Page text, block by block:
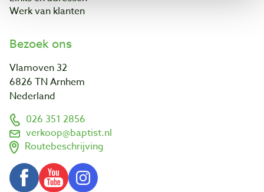
Werk van klanten
Bezoek ons
Vlamoven 32
6826 TN Arnhem
Nederland
026 351 2856
verkoop@baptist.nl
Routebeschrijving